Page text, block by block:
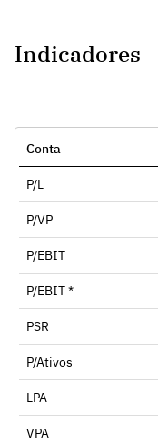
Indicadores
Conta
P/L
P/VP
P/EBIT
P/EBIT *
PSR
P/Ativos
LPA
VPA